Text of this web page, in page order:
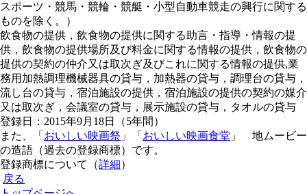
スポーツ・競馬・競輪・競艇・小型自動車競走の興行に関する
ものを除く。）
飲食物の提供，飲食物の提供に関する助言・指導・情報の提
供，飲食物の提供場所及び料金に関する情報の提供，飲食物の
提供の契約の仲介又は取次ぎ及びこれに関する情報の提供,業
務用加熱調理機械器具の貸与，加熱器の貸与，調理台の貸与，
流し台の貸与，宿泊施設の提供，宿泊施設の提供の契約の媒介
又は取次ぎ，会議室の貸与，展示施設の貸与，タオルの貸与
登録日：2015年9月18日（5年間）
また、「 おいしい映画祭 」「 おいしい映画食堂 」 地ムービー
の造語（過去の登録商標）です。
登録商標について（詳細）
戻る